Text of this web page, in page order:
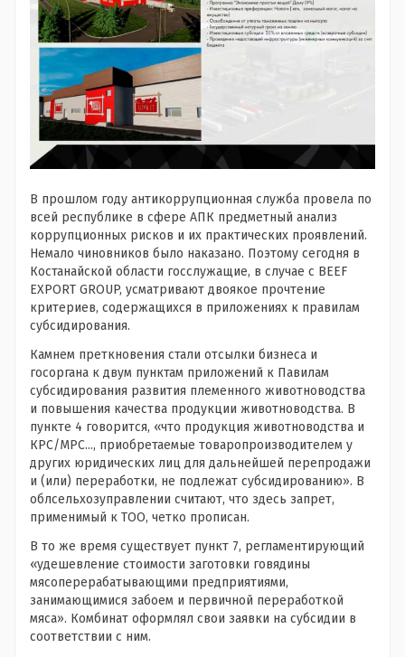
В прошлом году антикоррупционная служба провела по
всей республике в сфере АПК предметный анализ
коррупционных рисков и их практических проявлений.
Немало чиновников было наказано. Поэтому сегодня в
Костанайской области госслужащие, в случае с BEEF
EXPORT GROUP, усматривают двоякое прочтение
критериев, содержащихся в приложениях к правилам
субсидирования.
Камнем преткновения стали отсылки бизнеса и
госоргана к двум пунктам приложений к Павилам
субсидирования развития племенного животноводства
и повышения качества продукции животноводства. В
пункте 4 говорится, «что продукция животноводства и
КРС/МРС..., приобретаемые товаропроизводителем у
других юридических лиц для дальнейшей перепродажи
и (или) переработки, не подлежат субсидированию». В
облсельхозуправлении считают, что здесь запрет,
применимый к ТОО, четко прописан.
В то же время существует пункт 7, регламентирующий
«удешевление стоимости заготовки говядины
мясоперерабатывающими предприятиями,
занимающимися забоем и первичной переработкой
мяса». Комбинат оформлял свои заявки на субсидии в
соответствии с ним.